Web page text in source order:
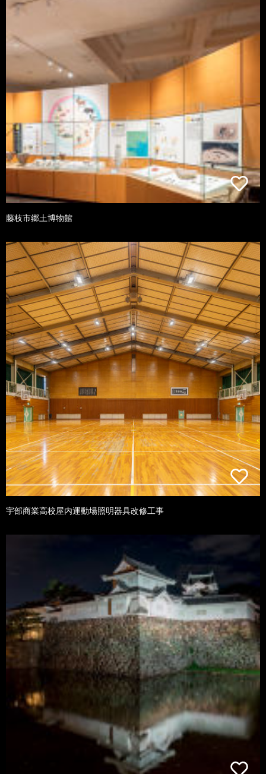
藤枝市郷土博物館
宇部商業高校屋内運動場照明器具改修工事